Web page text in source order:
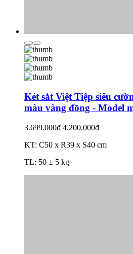
Két sắt Việt Tiệp siêu
màu vàng đồng - Model
3.699.000₫ 4.200.000₫
KT: C50 x R39 x S40 cm
TL: 50 ± 5 kg